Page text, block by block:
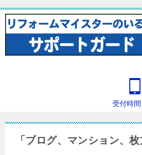
受付時
「ブログ、マンション、